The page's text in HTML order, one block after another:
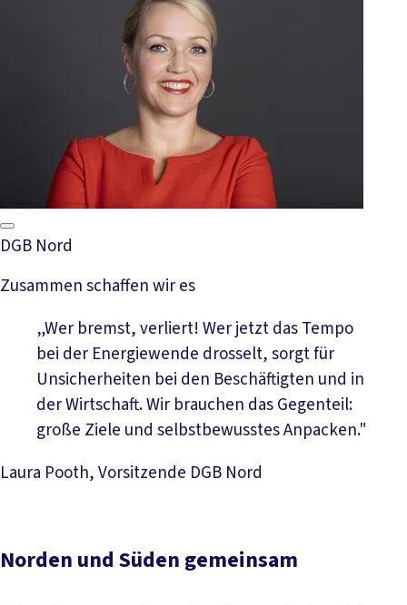
DGB Nord
Zusammen schaffen wir es
„Wer bremst, verliert! Wer jetzt das Tempo
bei der Energiewende drosselt, sorgt für
Unsicherheiten bei den Beschäftigten und in
der Wirtschaft. Wir brauchen das Gegenteil:
große Ziele und selbstbewusstes Anpacken."
Laura Pooth, Vorsitzende DGB Nord
Norden und Süden gemeinsam